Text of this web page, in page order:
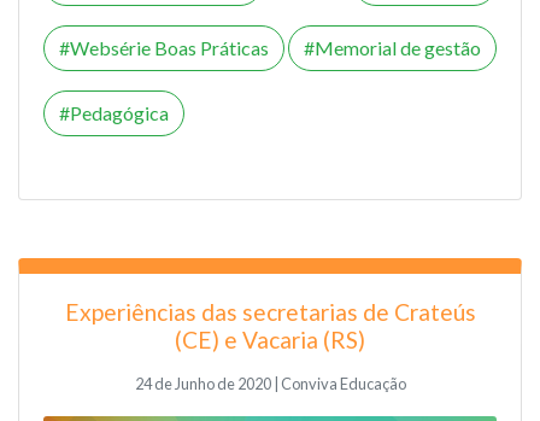
Websérie Boas Práticas Memorial de gestão
Pedagógica
Experiências das secretarias de Crateús
(CE) e Vacaria (RS)
24 de Junho de 2020 | Conviva Educação